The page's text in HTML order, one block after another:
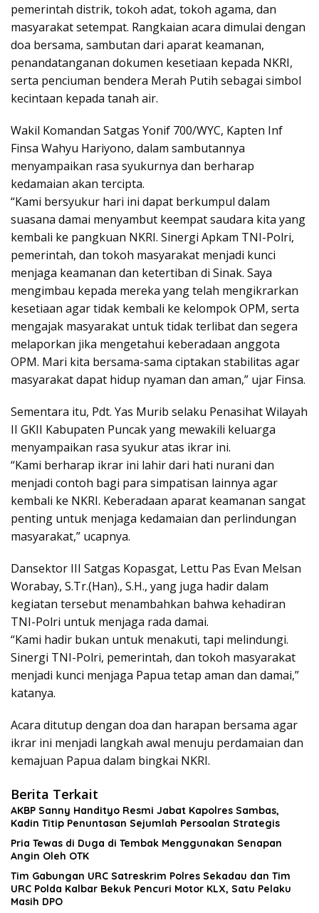
pemerintah distrik, tokoh adat, tokoh agama, dan
masyarakat setempat. Rangkaian acara dimulai dengan
doa bersama, sambutan dari aparat keamanan,
penandatanganan dokumen kesetiaan kepada NKRI,
serta penciuman bendera Merah Putih sebagai simbol
kecintaan kepada tanah air.
Wakil Komandan Satgas Yonif 700/WYC, Kapten Inf
Finsa Wahyu Hariyono, dalam sambutannya
menyampaikan rasa syukurnya dan berharap
kedamaian akan tercipta.
“Kami bersyukur hari ini dapat berkumpul dalam
suasana damai menyambut keempat saudara kita yang
kembali ke pangkuan NKRI. Sinergi Apkam TNI-Polri,
pemerintah, dan tokoh masyarakat menjadi kunci
menjaga keamanan dan ketertiban di Sinak. Saya
mengimbau kepada mereka yang telah mengikrarkan
kesetiaan agar tidak kembali ke kelompok OPM, serta
mengajak masyarakat untuk tidak terlibat dan segera
melaporkan jika mengetahui keberadaan anggota
OPM. Mari kita bersama-sama ciptakan stabilitas agar
masyarakat dapat hidup nyaman dan aman,” ujar Finsa.
Sementara itu, Pdt. Yas Murib selaku Penasihat Wilayah
II GKII Kabupaten Puncak yang mewakili keluarga
menyampaikan rasa syukur atas ikrar ini.
“Kami berharap ikrar ini lahir dari hati nurani dan
menjadi contoh bagi para simpatisan lainnya agar
kembali ke NKRI. Keberadaan aparat keamanan sangat
penting untuk menjaga kedamaian dan perlindungan
masyarakat,” ucapnya.
Dansektor III Satgas Kopasgat, Lettu Pas Evan Melsan
Worabay, S.Tr.(Han)., S.H., yang juga hadir dalam
kegiatan tersebut menambahkan bahwa kehadiran
TNI-Polri untuk menjaga rada damai.
“Kami hadir bukan untuk menakuti, tapi melindungi.
Sinergi TNI-Polri, pemerintah, dan tokoh masyarakat
menjadi kunci menjaga Papua tetap aman dan damai,”
katanya.
Acara ditutup dengan doa dan harapan bersama agar
ikrar ini menjadi langkah awal menuju perdamaian dan
kemajuan Papua dalam bingkai NKRI.
Berita Terkait
AKBP Sanny Handityo Resmi Jabat Kapolres Sambas,
Kadin Titip Penuntasan Sejumlah Persoalan Strategis
Pria Tewas di Duga di Tembak Menggunakan Senapan
Angin Oleh OTK
Tim Gabungan URC Satreskrim Polres Sekadau dan Tim
URC Polda Kalbar Bekuk Pencuri Motor KLX, Satu Pelaku
Masih DPO